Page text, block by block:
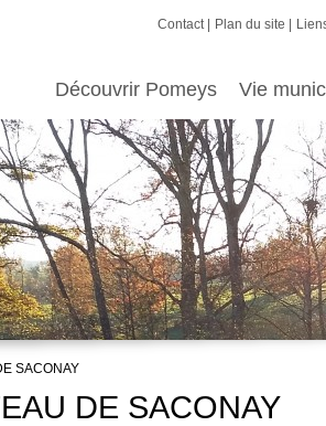
Contact Plan du site
Découvrir Pomeys Vie
SACONAY
DE SACONAY